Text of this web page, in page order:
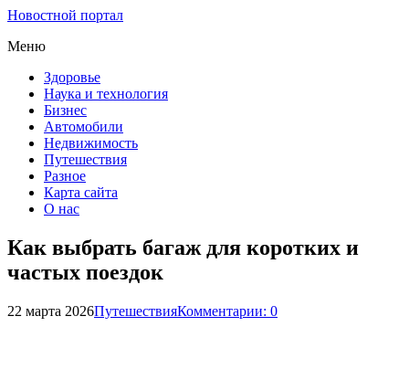
Новостной портал
Меню
Здоровье
Наука и технология
Бизнес
Автомобили
Недвижимость
Путешествия
Разное
Карта сайта
О нас
Как выбрать багаж для коротких и
частых поездок
22 марта 2026ПутешествияКомментарии: 0